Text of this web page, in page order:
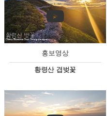
홍보영상
황령산 겹벚꽃